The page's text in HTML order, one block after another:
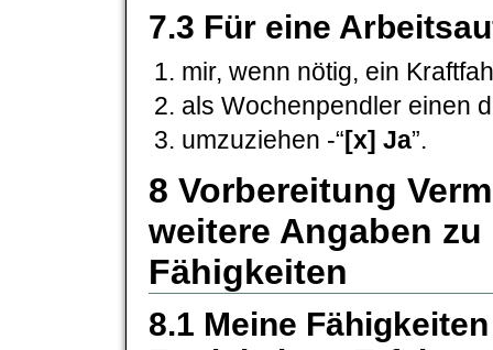
7.3 Für eine
mir, wenn nötig, ein
als Wochenpendler einen
umzuziehen -“[x] Ja”.
8 Vorbereitung
weitere Angaben
Fähigkeiten
8.1 Meine